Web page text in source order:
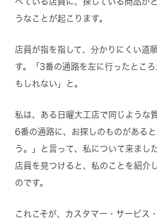
うなことが起こります。
店員が指を指して、分かりにくい道
す。「3番の通路を左に行ったとこ
もしれない」と。
私は、ある日曜大工店で同じような
6番の通路に、お探しのものがある
う。」と言って、私について来まし
店員を見つけると、私のことを紹介
のです。
これこそが、カスタマー・サービス